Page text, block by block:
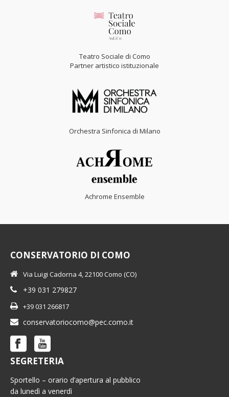
Teatro Sociale di Como
Partner artistico istituzionale
Orchestra Sinfonica di Milano
Achrome Ensemble
CONSERVATORIO DI COMO
Via Luigi Cadorna 4, 22100 Como (CO)
+39 031 279827
+39 031 266817
conservatoriocomo@pec.como.it
SEGRETERIA
Sportello – orario d’apertura al pubblico
da lunedì a venerdì